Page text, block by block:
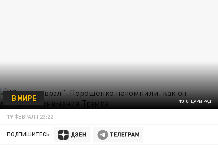
ФОТО: ЦАРЬГРАД
В МИРЕ
19 ФЕВРАЛЯ 23:22
ПОДПИШИТЕСЬ: